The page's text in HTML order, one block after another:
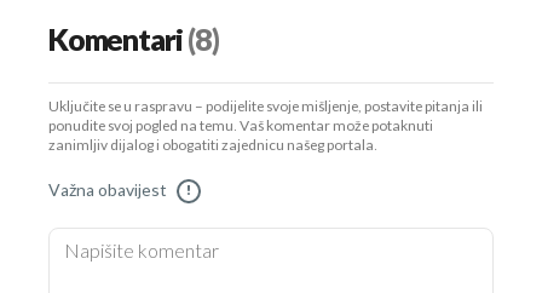
Komentari(8)
Uključite se u raspravu – podijelite svoje mišljenje, postavite pitanja ili
ponudite svoj pogled na temu. Vaš komentar može potaknuti
zanimljiv dijalog i obogatiti zajednicu našeg portala.
Važna obavijest !